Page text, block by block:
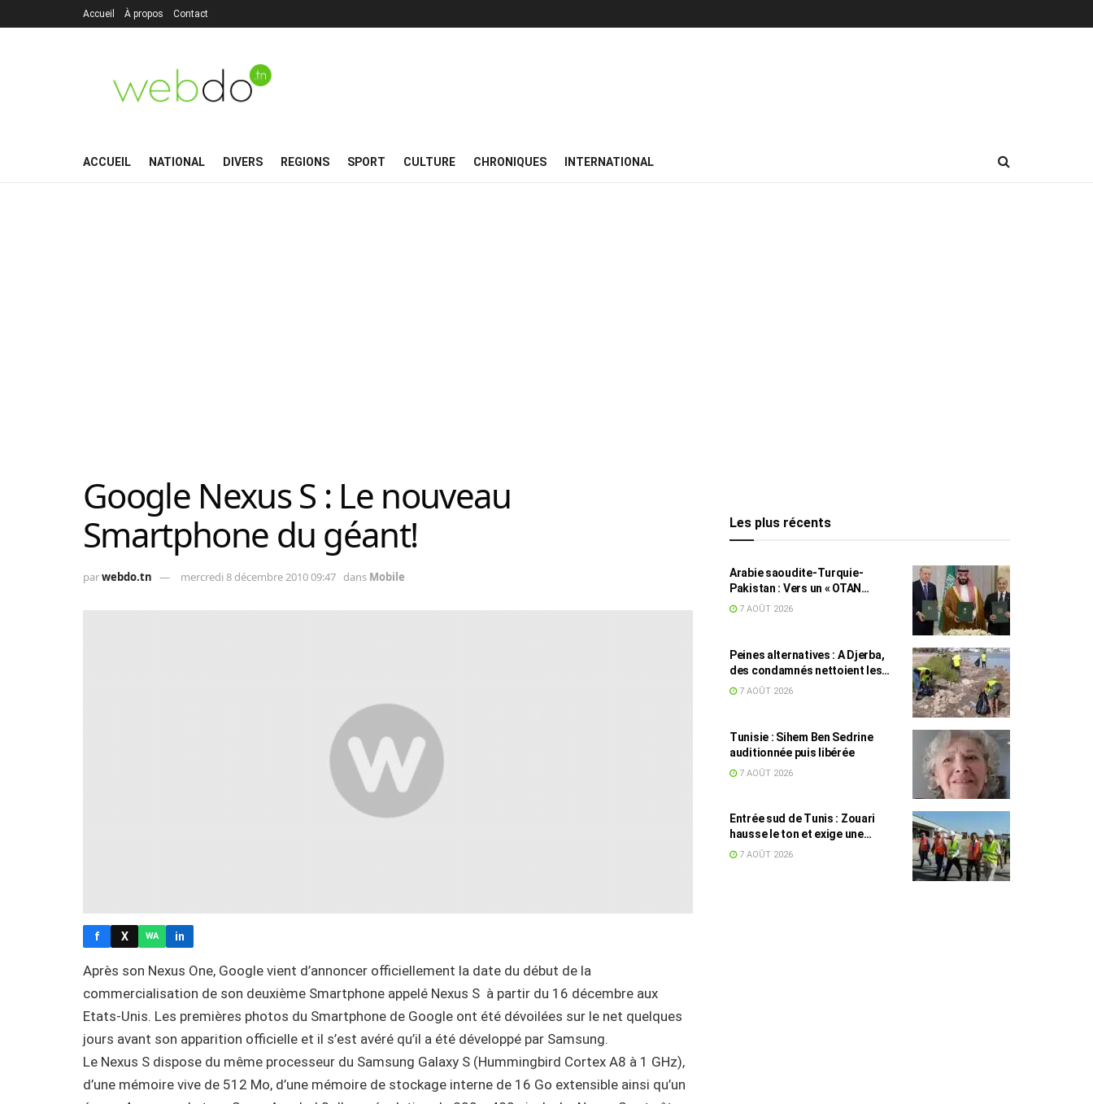
Accueil À propos Contact
ACCUEIL NATIONAL DIVERS REGIONS SPORT CULTURE CHRONIQUES INTERNATIONAL
Google Nexus S : Le nouveau
Smartphone du géant!
parwebdo.tn mercredi 8 décembre 2010 09:47 dans Mobile
f X WA in
Après son Nexus One, Google vient d’annoncer officiellement la date du début de la
commercialisation de son deuxième Smartphone appelé Nexus S à partir du 16 décembre aux
Etats-Unis. Les premières photos du Smartphone de Google ont été dévoilées sur le net quelques
jours avant son apparition officielle et il s’est avéré qu’il a été développé par Samsung.
Le Nexus S dispose du même processeur du Samsung Galaxy S (Hummingbird Cortex A8 à 1 GHz),
d’une mémoire vive de 512 Mo, d’une mémoire de stockage interne de 16 Go extensible ainsi qu’un
Les plus récents
Arabie saoudite-Turquie-
Pakistan : Vers un « OTAN
islamique » ?
7 AOÛT 2026
Peines alternatives : A Djerba,
des condamnés nettoient les
plages
7 AOÛT 2026
Tunisie : Sihem Ben Sedrine
auditionnée puis libérée
7 AOÛT 2026
Entrée sud de Tunis : Zouari
hausse le ton et exige une
accélération des travaux
7 AOÛT 2026